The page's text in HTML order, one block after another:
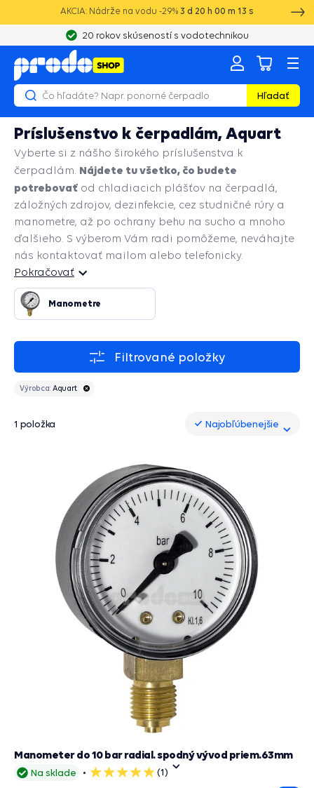
AKCIA: Nádrže na vodu -29% 3 d 20 h 00 m 13 s
20 rokov skúseností s vodotechnikou
Hľadať
Príslušenstvo k čerpadlám, Aquart
Vyberte si z nášho širokého príslušenstva k
čerpadlám. Nájdete tu všetko, čo budete
potrebovať od chladiacich plášťov na čerpadlá,
záložných zdrojov, dezinfekcie, cez studničné rúry a
manometre, až po ochrany behu na sucho a mnoho
ďalšieho. S výberom Vám radi pomôžeme, neváhajte
nás kontaktovať mailom alebo telefonicky.
Pokračovať
PokračovaťManometre
Filtrované položky
Výrobca: Aquart
1 položka Najobľúbenejšie
Najobľúbenejšie
Na sklade
5
(1)
Manometer do 10 bar radial. spodný vývod priem.63mm